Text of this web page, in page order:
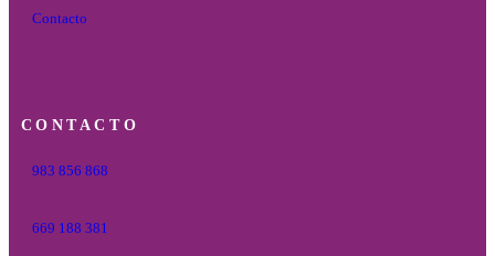
Contacto
CONTACTO
983 856 868
669 188 381